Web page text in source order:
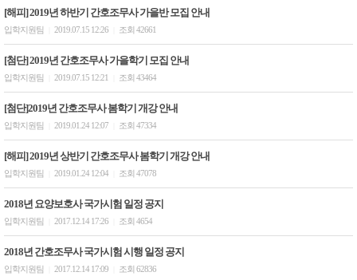
[해피] 2019년 하반기 간호조무사 가을반 모집 안내
입학지원팀 2019.07.15 12:26 조회 42661
[첨단] 2019년 간호조무사 가을학기 모집 안내
입학지원팀 2019.07.15 12:21 조회 43464
[첨단]2019년 간호조무사 봄학기 개강 안내
입학지원팀 2019.01.24 12:07 조회 47334
[해피] 2019년 상반기 간호조무사 봄학기 개강 안내
입학지원팀 2019.01.24 12:04 조회 47078
2018년 요양보호사 국가시험 일정 공지
입학지원팀 2017.12.14 17:26 조회 4654
2018년 간호조무사 국가시험 시행 일정 공지
입학지원팀 2017.12.14 17:09 조회 62836